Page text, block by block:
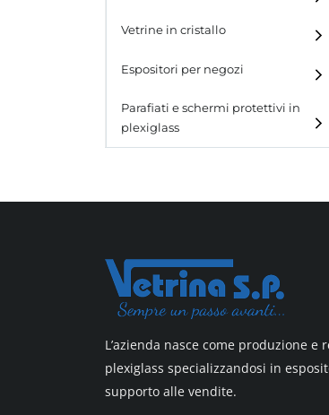
ganci
Vetrine in cristallo
Laminato
Laminato light
All design
Top line 3
Espositori per negozi
Parafiati e schermi protettivi in
plexiglass
L’azienda nasce come produzione
plexiglass specializzandosi in
supporto alle vendite.